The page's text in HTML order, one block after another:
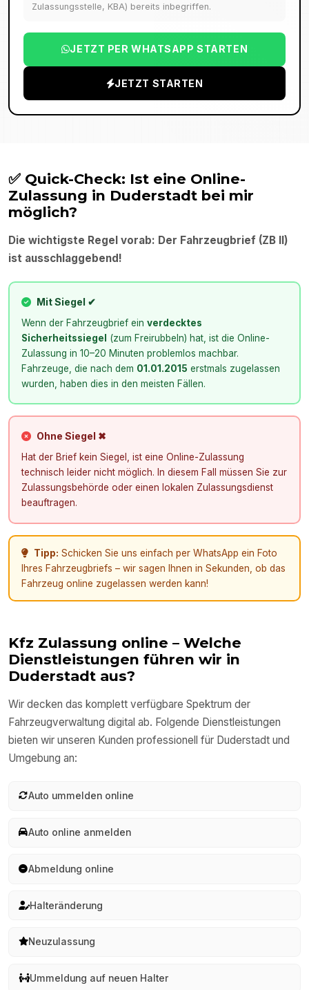
Zulassungsstelle, KBA) bereits inbegriffen.
JETZT PER WHATSAPP STARTEN
JETZT STARTEN
✅ Quick-Check: Ist eine Online-
Zulassung in Duderstadt bei mir
möglich?
Die wichtigste Regel vorab: Der Fahrzeugbrief (ZB II)
ist ausschlaggebend!
Mit Siegel ✔
Wenn der Fahrzeugbrief einverdecktes
Sicherheitssiegel
(zum Freirubbeln) hat, ist die Online-
Zulassung in 10–20 Minuten problemlos machbar.
Fahrzeuge, die nach dem 01.01.2015 erstmals zugelassen
wurden, haben dies in den meisten Fällen.
Ohne Siegel ✖
Hat der Brief kein Siegel, ist eine Online-Zulassung
technisch leider nicht möglich. In diesem Fall müssen Sie zur
Zulassungsbehörde oder einen lokalen Zulassungsdienst
beauftragen.
Tipp: Schicken Sie uns einfach per WhatsApp ein Foto
Ihres Fahrzeugbriefs – wir sagen Ihnen in Sekunden, ob das
Fahrzeug online zugelassen werden kann!
Kfz Zulassung online – Welche
Dienstleistungen führen wir in
Duderstadt aus?
Wir decken das komplett verfügbare Spektrum der
Fahrzeugverwaltung digital ab. Folgende Dienstleistungen
bieten wir unseren Kunden professionell für Duderstadt und
Umgebung an:
Auto ummelden online
Auto online anmelden
Abmeldung online
Halteränderung
Neuzulassung
Ummeldung auf neuen Halter